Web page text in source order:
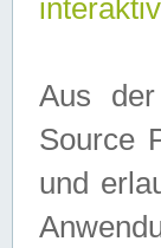
Aus
Source
und